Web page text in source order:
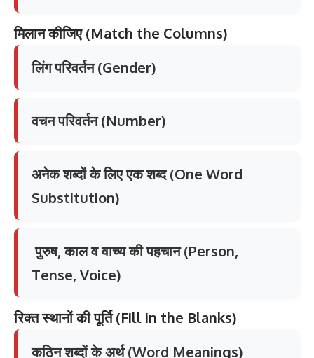
मिलानकीजिए(Match the Columns)
लिंग परिवर्तन (Gender)
वचन परिवर्तन (Number)
अनेक शब्दों के लिए एक शब्द (One Word
Substitution)
पुरुष, काल व वाच्य की पहचान (Person,
Tense, Voice)
रिक्तस्थानोंकीपूर्ति(Fill in the Blanks)
कठिन शब्दों के अर्थ (Word Meanings)